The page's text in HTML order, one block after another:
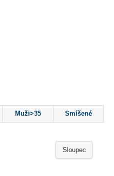
Muži>35 Smíšené
Sloupec